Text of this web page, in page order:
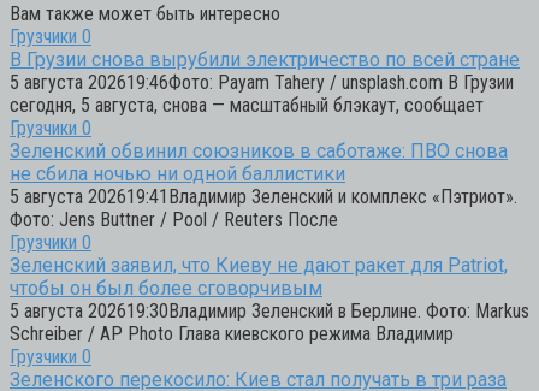
Вам также может быть интересно
Грузчики 0
В Грузии снова вырубили электричество по всей стране
5 августа 202619:46Фото: Payam Tahery / unsplash.com В Грузии
сегодня, 5 августа, снова — масштабный блэкаут, сообщает
Грузчики 0
Зеленский обвинил союзников в саботаже: ПВО снова
не сбила ночью ни одной баллистики
5 августа 202619:41Владимир Зеленский и комплекс «Пэтриот».
Фото: Jens Buttner / Pool / Reuters После
Грузчики 0
Зеленский заявил, что Киеву не дают ракет для Patriot,
чтобы он был более сговорчивым
5 августа 202619:30Владимир Зеленский в Берлине. Фото: Markus
Schreiber / AP Photo Глава киевского режима Владимир
Грузчики 0
Зеленского перекосило: Киев стал получать в три раза